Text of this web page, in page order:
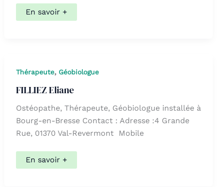
Fabien
LOMBARDET
En savoir +
Thérapeute, Géobiologue
FILLIEZ Eliane
Ostéopathe, Thérapeute, Géobiologue installée à
Bourg-en-Bresse Contact : Adresse :4 Grande
Rue, 01370 Val-Revermont Mobile
FILLIEZ
Eliane
En savoir +